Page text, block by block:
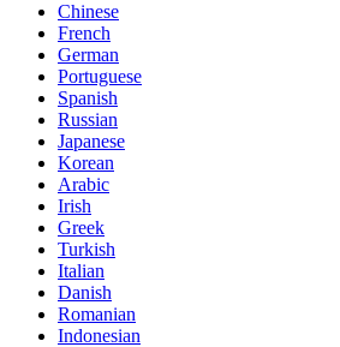
Chinese
French
German
Portuguese
Spanish
Russian
Japanese
Korean
Arabic
Irish
Greek
Turkish
Italian
Danish
Romanian
Indonesian